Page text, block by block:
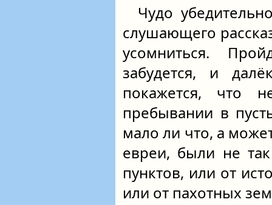
Чудо
слушающего
усомниться.
забудется, и
покажется, что
пребывании в
мало ли что, а
евреи, были не
пунктов, или от
или от пахотных